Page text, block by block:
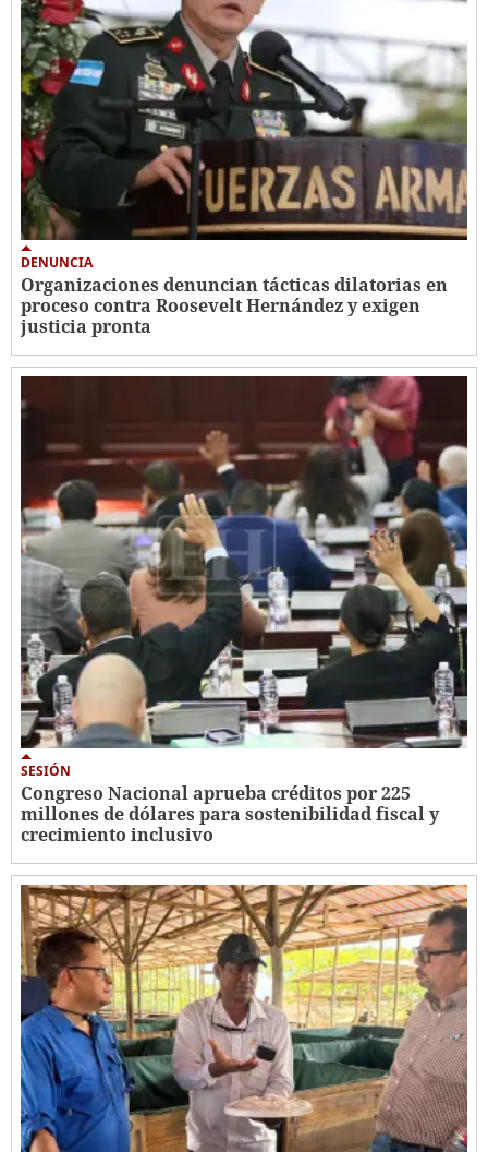
DENUNCIA
Organizaciones denuncian tácticas dilatorias en
proceso contra Roosevelt Hernández y exigen
justicia pronta
SESIÓN
Congreso Nacional aprueba créditos por 225
millones de dólares para sostenibilidad fiscal y
crecimiento inclusivo